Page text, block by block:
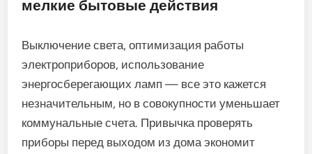
мелкие бытовые действия
Выключение света, оптимизация работы
электроприборов, использование
энергосберегающих ламп — все это кажется
незначительным, но в совокупности уменьшает
коммунальные счета. Привычка проверять
приборы перед выходом из дома экономит